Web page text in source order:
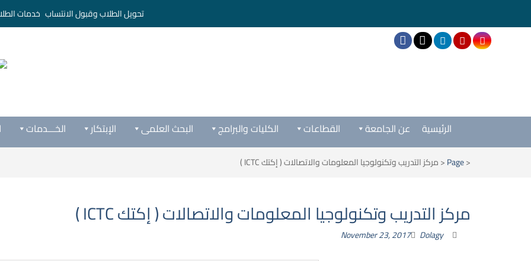
تحويل الطلاب وقبول الانتساب خدمات
الخـــدمات الإبتكار البحث العلمى الكليات والبرامج القطاعات عن الجامعة الرئيسية
<
Page
<مركز التدريب وتكنولوجيا المعلومات والاتصالات ( إكتك ICTC )
مركز التدريب وتكنولوجيا المعلومات والاتصالات ( إكتك ICTC )
November 23, 2017 Dolagy